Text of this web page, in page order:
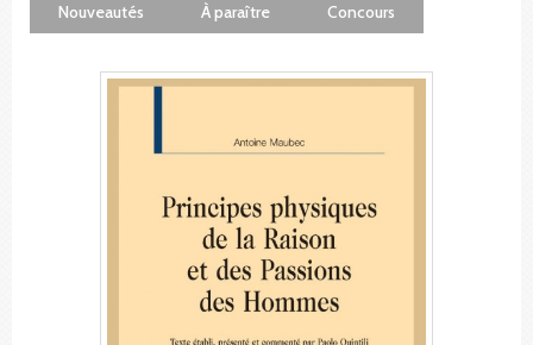
Nouveautés À paraître Concours